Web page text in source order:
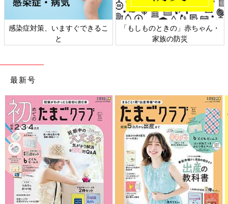
感染症対策、いますぐできるこ
と
「もしものときの」赤ちゃん・
家族の防災
最新号